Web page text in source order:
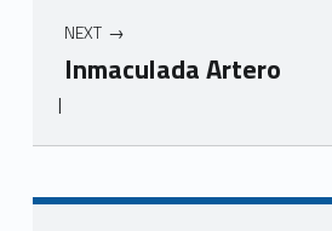
i
o
NEXT
Inmaculada Artero
|
Skip back to main navigation